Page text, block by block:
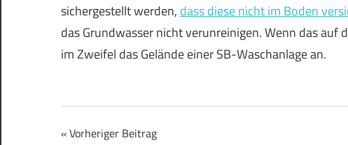
sichergestellt werden, dass diese nicht im Boden
das Grundwasser nicht verunreinigen. Wenn das
im Zweifel das Gelände einer SB-Waschanlage an.
Beitragsnavigation
Vorheriger Beitrag